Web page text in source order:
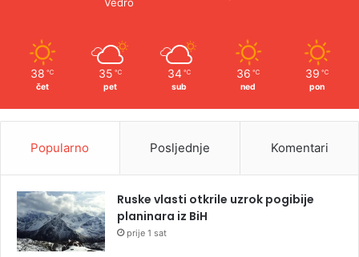
38 ℃
čet
35 ℃
pet
34 ℃
sub
36 ℃
ned
39 ℃
pon
Popularno Posljednje Komentari
Ruske vlasti otkrile uzrok pogibije
planinara iz BiH
prije 1 sat